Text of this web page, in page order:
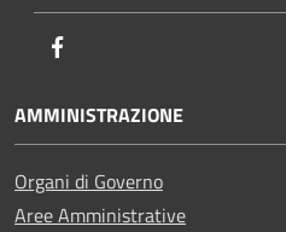
AMMINISTRAZIONE
Organi di Governo
Aree Amministrative